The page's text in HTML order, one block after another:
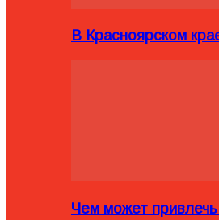
В Красноярском
Чем может